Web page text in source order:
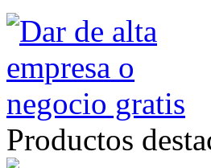
Productos